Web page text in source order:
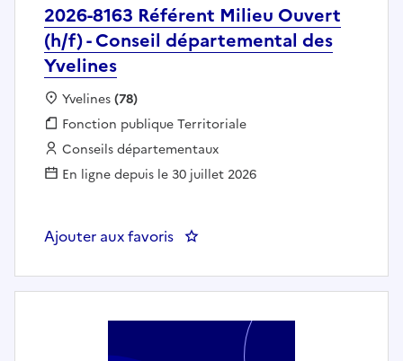
2026-8163 Référent Milieu Ouvert
(h/f) - Conseil départemental des
Yvelines
Localisation :
Yvelines(78)
Fonction publique :
Fonction publique Territoriale
Employeur :
Conseils départementaux
En ligne depuis le 30 juillet 2026
Ajouter aux favoris : 2026-8163 Référent Milieu